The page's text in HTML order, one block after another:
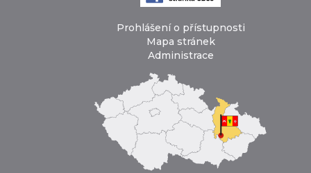
Prohlášení o přístupnosti
Mapa stránek
Administrace